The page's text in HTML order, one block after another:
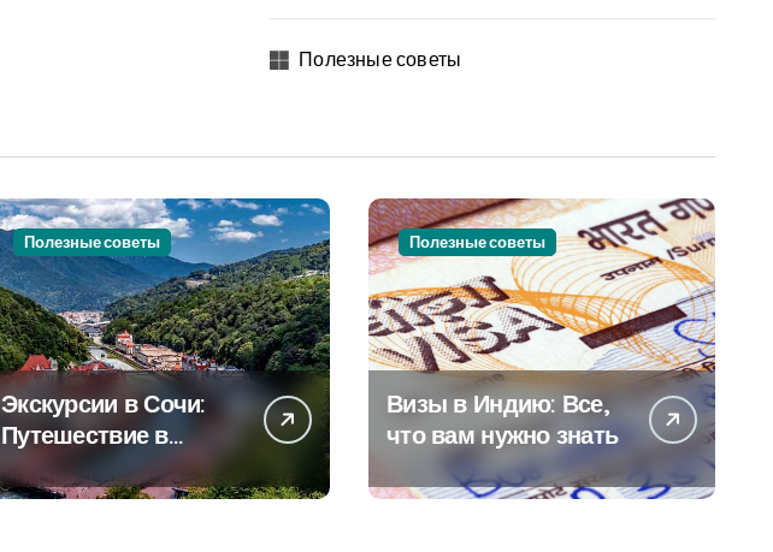
Полезные советы
Полезные советы
Экскурсии в Сочи:
Путешествие в
сердце
Черноморского
Полезные советы
Визы в Индию: Все,
что вам нужно знать